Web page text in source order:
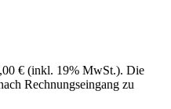
€ (inkl. 19% MwSt.). Die
Rechnungseingang zu